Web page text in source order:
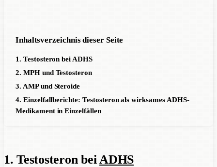
Inhaltsverzeichnis dieser Seite
1. Testosteron bei ADHS
2. MPH und Testosteron
3. AMP und Steroide
4. Einzelfallberichte: Testosteron als wirksames ADHS-
Medikament in Einzelfällen
1. Testosteron beiADHS